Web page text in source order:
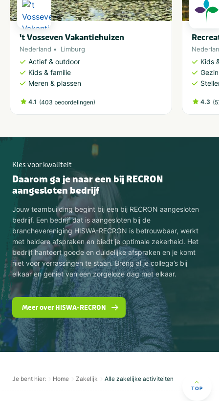
't Vosseven Vakantiehuizen
Nederland Limburg
Actief & outdoor
Kids & familie
Meren & plassen
4.1 (403 beoordelingen)
Kids
4.3 (
Kies voor kwaliteit
Daarom ga je naar een bij RECRON
aangesloten bedrijf
Jouw teambuilding begint bij een bij RECRON aangesloten
bedrijf. Een bedrijf dat is aangesloten bij de
branchevereniging HISWA-RECRON is betrouwbaar, werkt
met heldere afspraken en biedt je optimale zekerheid. Het
bedrijf hanteert goede en duidelijke afspraken en je komt
niet voor verrassingen te staan. Breng al je collega’s bij
elkaar en geniet van een zorgeloze dag met elkaar.
Meer over HISWA-RECRON
Je bent hier: Home Zakelijk Alle zakelijke activiteiten
TOP